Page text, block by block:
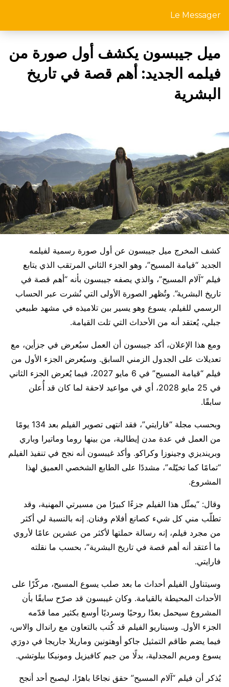
Le Messager
ميل جيبسون يكشف أول صورة من
فيلمه الجديد: أهم قصة في تاريخ
البشرية
كشف المخرج ميل جيبسون عن أول صورة رسمية لفيلمه
الجديد “قيامة المسيح”، وهو الجزء الثاني المرتقب الذي يتابع
فيلم “آلام المسيح”، والذي يصفه جيبسون بأنه “أهم قصة في
تاريخ البشرية”. وتُظهر الصورة الأولى التي نُشرت عبر الحساب
الرسمي للفيلم، يسوع وهو يسير بين تلاميذه في مشهد طبيعي
جبلي، يُعتقد أنه من الأحداث التي تلت القيامة.
ومع هذا الإعلان، أكد جيبسون أن العمل سيُعرض في جزأين، مع
تعديلات على الجدول الزمني السابق. وسيُعرض الجزء الأول من
فيلم “قيامة المسيح” في 6 مايو 2027، فيما يُعرض الجزء الثاني
في 25 مايو 2028، أي في مواعيد لاحقة لما كان قد أُعلن
سابقًا.
وبحسب مجلة “فارايتي”، فقد انتهى تصوير الفيلم بعد 134 يومًا
من العمل في عدة مدن إيطالية، من بينها روما وماتيرا وباري
وبرينديزي وجينوزا وكراكو. وأكد غيبسون أنه نجح في تنفيذ الفيلم
“تمامًا كما تخيّله”، مشددًا على الطابع الشخصي العميق لهذا
المشروع.
وقال: “يمثّل هذا الفيلم جزءًا كبيرًا من مسيرتي المهنية، وقد
تطلّب مني كل شيء كصانع أفلام وفنان. إنه بالنسبة لي أكثر
من مجرد فيلم، إنه رسالة حملتها لأكثر من عشرين عامًا لأروي
ما أعتقد أنه أهم قصة في تاريخ البشرية”، بحسب ما نقلته
فارايتي.
وسيتناول الفيلم أحداث ما بعد صلب يسوع المسيح، مركّزًا على
الأحداث المحيطة بالقيامة. وكان غيبسون قد صرّح سابقًا بأن
المشروع سيحمل بعدًا روحيًا وسرديًا أوسع بكثير مما قدّمه
الجزء الأول. وسيناريو الفيلم قد كُتب بالتعاون مع راندال والاس،
فيما يضم طاقم التمثيل جاكو أوهتونين وماريلا جاريجا في دورَي
يسوع ومريم المجدلية، بدلًا من جيم كافيزيل ومونيكا بيلوتشي.
يُذكر أن فيلم “آلام المسيح” حقق نجاحًا باهرًا، ليصبح أحد أنجح